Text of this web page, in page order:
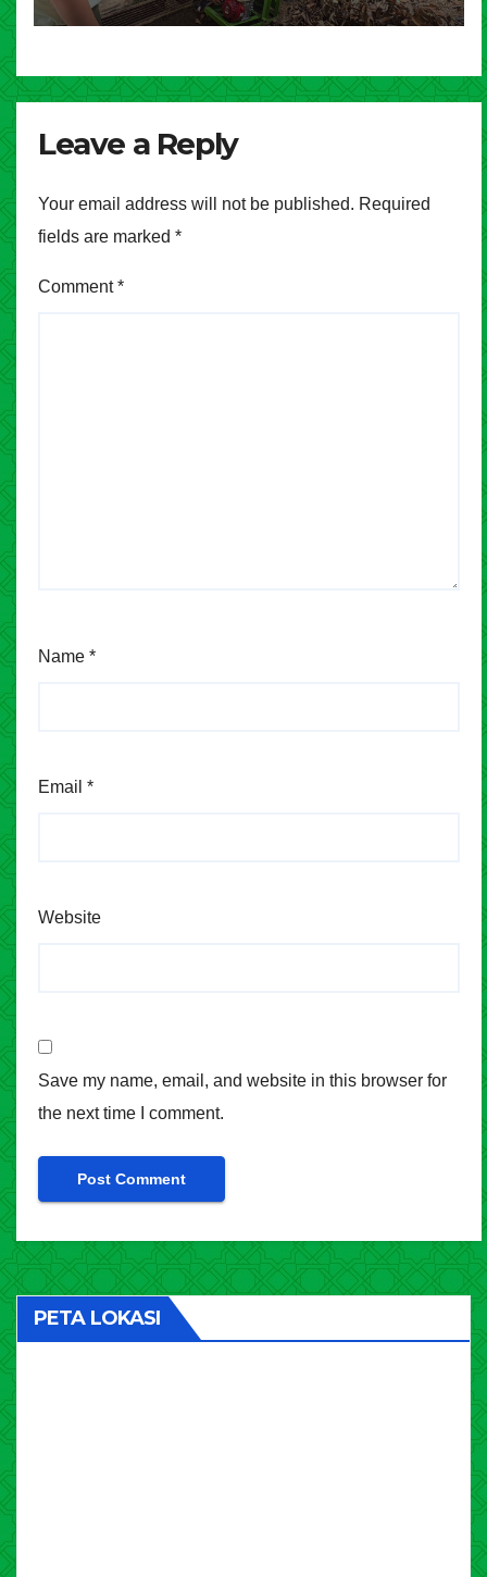
Leave a Reply
Your email address will not be published. Required
fields are marked *
Comment*
Name *
Email *
Website
Save my name, email, and website in this browser for
the next time I comment.
PETA LOKASI